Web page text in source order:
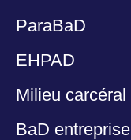
ParaBaD
EHPAD
Milieu carcéral
BaD entreprise